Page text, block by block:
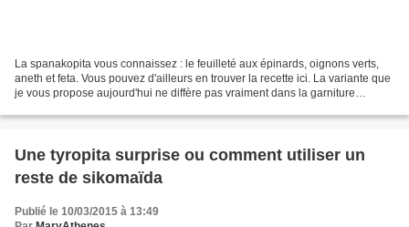
La spanakopita vous connaissez : le feuilleté aux épinards, oignons verts,
aneth et feta. Vous pouvez d'ailleurs en trouver la recette ici. La variante que
je vous propose aujourd'hui ne diffère pas vraiment dans la garniture
Une tyropita surprise ou comment utiliser un
reste de sikomaïda
Publié le 10/03/2015 à 13:49